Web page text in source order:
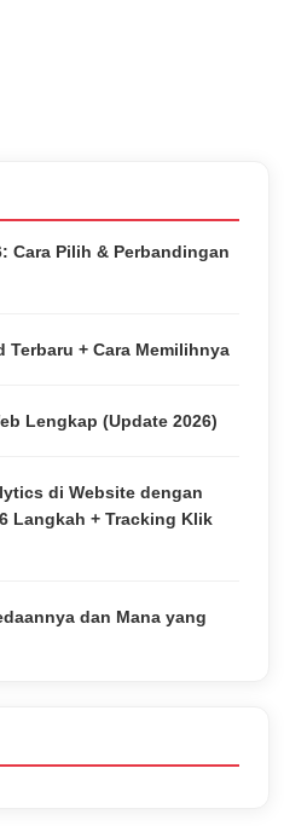
Cara Pilih & Perbandingan
Terbaru + Cara Memilihnya
Lengkap (Update 2026)
di Website dengan
Langkah + Tracking Klik
dan Mana yang